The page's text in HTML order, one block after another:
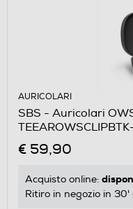
AURICOLARI
SBS - Auricolari
€ 59,90
Acquisto online:
Ritiro in negozio in